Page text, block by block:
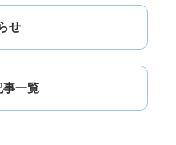
せ
事一覧